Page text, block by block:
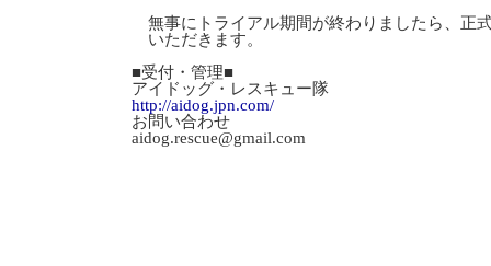
無事にトライアル期間が終わりましたら、正
いただきます。
■受付・管理■
アイドッグ・レスキュー隊
http://aidog.jpn.com/
お問い合わせ
aidog.rescue@gmail.com